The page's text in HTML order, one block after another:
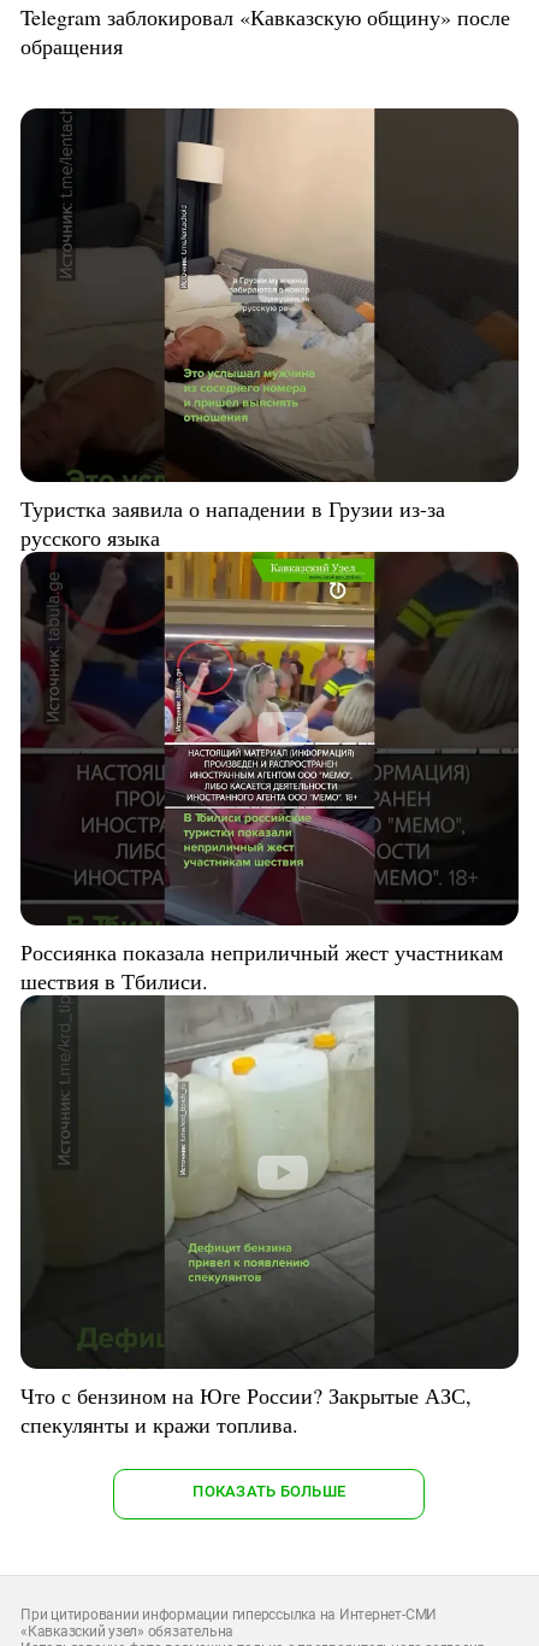
Telegram заблокировал «Кавказскую общину» после
обращения
Туристка заявила о нападении в Грузии из-за
русского языка
Россиянка показала неприличный жест участникам
шествия в Тбилиси.
Что с бензином на Юге России? Закрытые АЗС,
спекулянты и кражи топлива.
ПОКАЗАТЬ БОЛЬШЕ
При цитировании информации гиперссылка на Интернет-СМИ
«Кавказский узел» обязательна